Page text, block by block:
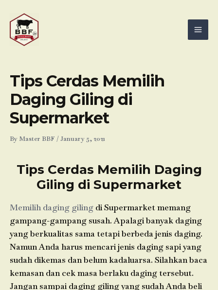
content
Tips Cerdas Memilih
Daging Giling di
Supermarket
By Master BBF /January 5, 2021
Tips Cerdas Memilih Daging
Giling di Supermarket
Memilih daging giling di Supermarket memang
gampang-gampang susah. Apalagi banyak daging
yang berkualitas sama tetapi berbeda jenis daging.
Namun Anda harus mencari jenis daging sapi yang
sudah dikemas dan belum kadaluarsa. Silahkan baca
kemasan dan cek masa berlaku daging tersebut.
Jangan sampai daging giling yang sudah Anda beli